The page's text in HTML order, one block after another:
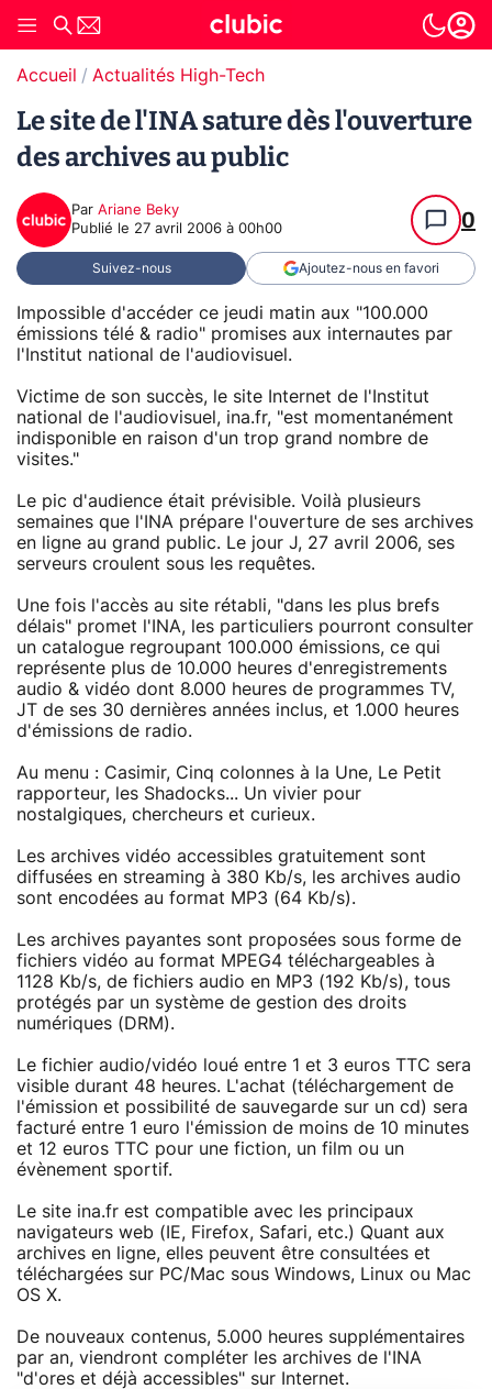
Accueil Actualités High-Tech
Le site de l'INA sature dès l'ouverture
des archives au public
Par Ariane Beky
Publié le 27 avril 2006 à 00h00 0
Suivez-nous Ajoutez-nous en favori
Impossible d'accéder ce jeudi matin aux "100.000
émissions télé & radio" promises aux internautes par
l'Institut national de l'audiovisuel.
Victime de son succès, le site Internet de l'Institut
national de l'audiovisuel, ina.fr, "est momentanément
indisponible en raison d'un trop grand nombre de
visites."
Le pic d'audience était prévisible. Voilà plusieurs
semaines que l'INA prépare l'ouverture de ses archives
en ligne au grand public. Le jour J, 27 avril 2006, ses
serveurs croulent sous les requêtes.
Une fois l'accès au site rétabli, "dans les plus brefs
délais" promet l'INA, les particuliers pourront consulter
un catalogue regroupant 100.000 émissions, ce qui
représente plus de 10.000 heures d'enregistrements
audio & vidéo dont 8.000 heures de programmes TV,
JT de ses 30 dernières années inclus, et 1.000 heures
d'émissions de radio.
Au menu : Casimir, Cinq colonnes à la Une, Le Petit
rapporteur, les Shadocks... Un vivier pour
nostalgiques, chercheurs et curieux.
Les archives vidéo accessibles gratuitement sont
diffusées en streaming à 380 Kb/s, les archives audio
sont encodées au format MP3 (64 Kb/s).
Les archives payantes sont proposées sous forme de
fichiers vidéo au format MPEG4 téléchargeables à
1128 Kb/s, de fichiers audio en MP3 (192 Kb/s), tous
protégés par un système de gestion des droits
numériques (DRM).
Le fichier audio/vidéo loué entre 1 et 3 euros TTC sera
visible durant 48 heures. L'achat (téléchargement de
l'émission et possibilité de sauvegarde sur un cd) sera
facturé entre 1 euro l'émission de moins de 10 minutes
et 12 euros TTC pour une fiction, un film ou un
évènement sportif.
Le site ina.fr est compatible avec les principaux
navigateurs web (IE, Firefox, Safari, etc.) Quant aux
archives en ligne, elles peuvent être consultées et
téléchargées sur PC/Mac sous Windows, Linux ou Mac
OS X.
De nouveaux contenus, 5.000 heures supplémentaires
par an, viendront compléter les archives de l'INA
"d'ores et déjà accessibles" sur Internet.